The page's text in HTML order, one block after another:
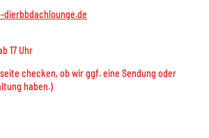
dierbbdachlounge.de
17 Uhr
checken, ob wir ggf. eine Sendung oder
haben.)